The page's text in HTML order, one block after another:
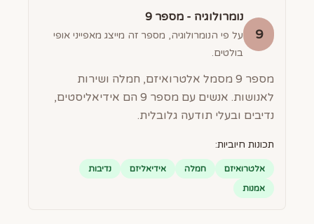
9
נומרולוגיה - מספר 9
על פי הנומרולוגיה, מספר זה מייצג מאפייני אופי
בולטים.
מספר 9 מסמל אלטרואיזם, חמלה ושירות
לאנושות. אנשים עם מספר 9 הם אידיאליסטים,
נדיבים ובעלי תודעה גלובלית.
תכונות חיוביות:
אלטרואיזם חמלה אידיאליזם
נדיבות
אמנות